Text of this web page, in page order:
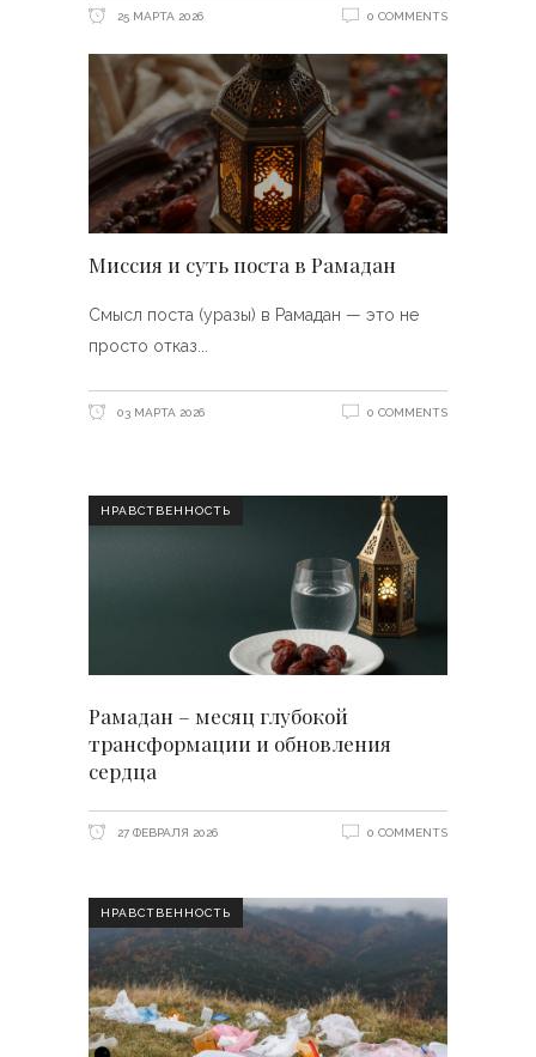
25 МАРТА 2026 0 COMMENTS
Миссия и суть поста в Рамадан
Смысл поста (уразы) в Рамадан — это не
просто отказ
03 МАРТА 2026 0 COMMENTS
НРАВСТВЕННОСТЬ
Рамадан – месяц глубокой
трансформации и обновления
сердца
27 ФЕВРАЛЯ 2026 0 COMMENTS
НРАВСТВЕННОСТЬ